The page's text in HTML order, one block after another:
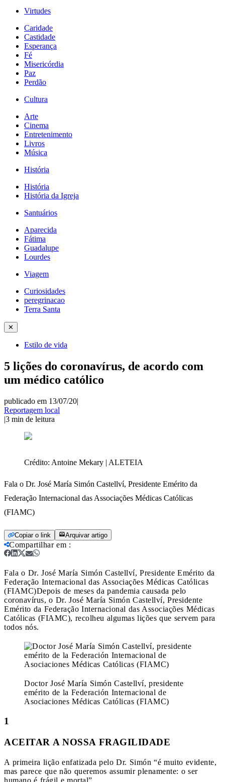
Virtudes
Caridade
Castidade
Esperança
Fé
Misericórdia
Paz
Perdão
Cultura
Arte
Cinema
Entretenimento
Livros
Música
História
História
História da Igreja
Santuários
Aparecida
Fátima
Guadalupe
Lourdes
Viagem
Curiosidades
peregrinacao
Terra Santa
✕
Estilo de vida
5 lições do coronavírus, de acordo com
um médico católico
publicado em 13/07/20|
Reportagem local
|3 min de leitura
Crédito: Antoine Mekary | ALETEIA
Fala o Dr. José María Simón Castellví, Presidente Emérito da
Federação Internacional das Associações Médicas Católicas
(FIAMC)
Copiar o link Arquivar artigo
Compartilhar em :
Fala o Dr. José María Simón Castellví, Presidente Emérito da
Federação Internacional das Associações Médicas Católicas
(FIAMC)Depois de meses da pandemia causada pelo
coronavírus, o Dr. José María Simón Castellví, Presidente
Emérito da Federação Internacional das Associações Médicas
Católicas (FIAMC), recolheu algumas lições que servem para
todos nós.
Doctor José María Simón Castellví, presidente
emérito de la Federación Internacional de
Asociaciones Médicas Católicas (FIAMC)
1
ACEITAR A NOSSA FRAGILIDADE
A primeira lição enfatizada pelo Dr. Simón “é muito evidente,
mas parece que não queremos assumir plenamente: o ser
humano é frágil e mortal”.